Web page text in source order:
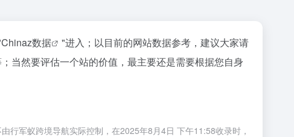
Chinaz数据
"进入；以目前的网站数据参考，建议大家请
当然要评估一个站的价值，最主要还是需要根据您自身
行军蚁跨境导航实际控制，在2025年8月4日 下午11:58收录时，